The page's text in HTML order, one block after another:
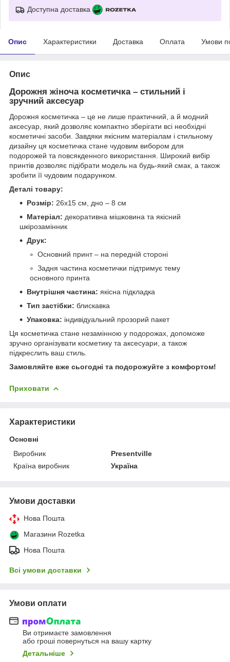
Доступна доставка
Опис Характеристики Доставка Оплата Умови
Опис
Дорожня жіноча косметичка – стильний і
зручний аксесуар
Дорожня косметичка – це не лише практичний, а й модний
аксесуар, який дозволяє компактно зберігати всі необхідні
косметичні засоби. Завдяки якісним матеріалам і стильному
дизайну ця косметичка стане чудовим вибором для
подорожей та повсякденного використання. Широкий вибір
принтів дозволяє підібрати модель на будь-який смак, а також
зробити її чудовим подарунком.
Деталі товару:
Розмір: 26х15 см, дно – 8 см
Матеріал: декоративна мішковина та якісний
шкірозамінник
Друк:
Основний принт – на передній стороні
Задня частина косметички підтримує тему
основного принта
Внутрішня частина: якісна підкладка
Тип застібки: блискавка
Упаковка: індивідуальний прозорий пакет
Ця косметичка стане незамінною у подорожах, допоможе
зручно організувати косметику та аксесуари, а також
підкреслить ваш стиль.
Замовляйте вже сьогодні та подорожуйте з комфортом!
Приховати
Характеристики
Основні
Виробник
Presentville
Країна виробник
Україна
Умови доставки
Нова Пошта
Магазини Rozetka
Нова Пошта
Всі умови доставки
Умови оплати
Ви отримаєте замовлення
або гроші повернуться на вашу картку
Детальніше